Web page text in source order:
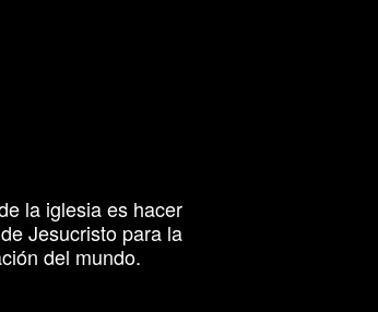
la iglesia es hacer
Jesucristo para la
del mundo.